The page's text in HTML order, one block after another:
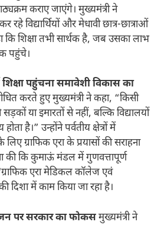
कराए जाएंगे। मुख्यमंत्री ने
रहे विद्यार्थियों और मेधावी छात्र-छात्राओं
कि शिक्षा तभी सार्थक है, जब उसका लाभ
पहुंचे।
शिक्षा पहुंचना समावेशी विकास का
करते हुए मुख्यमंत्री ने कहा, “किसी
या इमारतों से नहीं, बल्कि विद्यालयों
है।” उन्होंने पर्वतीय क्षेत्रों में
लिए ग्राफिक एरा के प्रयासों की सराहना
की कि कुमाऊं मंडल में गुणवत्तापूर्ण
एरा मेडिकल कॉलेज एवं
दिशा में काम किया जा रहा है।
पर सरकार का फोकसमुख्यमंत्री ने